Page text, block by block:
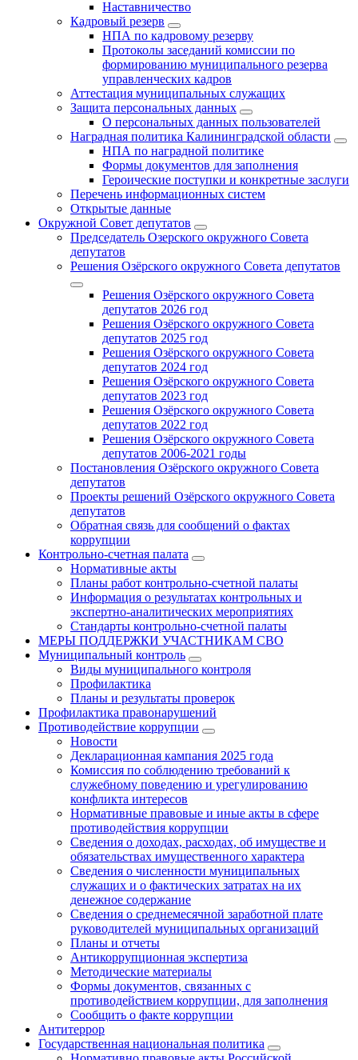
Наставничество
Кадровый резерв
НПА по кадровому резерву
Протоколы заседаний комиссии по
формированию муниципального резерва
управленческих кадров
Аттестация муниципальных служащих
Защита персональных данных
О персональных данных пользователей
Наградная политика Калининградской области
НПА по наградной политике
Формы документов для заполнения
Героические поступки и конкретные заслуги
Перечень информационных систем
Открытые данные
Окружной Совет депутатов
Председатель Озерского окружного Совета
депутатов
Решения Озёрского окружного Совета депутатов
Решения Озёрского окружного Совета
депутатов 2026 год
Решения Озёрского окружного Совета
депутатов 2025 год
Решения Озёрского окружного Совета
депутатов 2024 год
Решения Озёрского окружного Совета
депутатов 2023 год
Решения Озёрского окружного Совета
депутатов 2022 год
Решения Озёрского окружного Совета
депутатов 2006-2021 годы
Постановления Озёрского окружного Совета
депутатов
Проекты решений Озёрского окружного Совета
депутатов
Обратная связь для сообщений о фактах
коррупции
Контрольно-счетная палата
Нормативные акты
Планы работ контрольно-счетной палаты
Информация о результатах контрольных и
экспертно-аналитических мероприятиях
Стандарты контрольно-счетной палаты
МЕРЫ ПОДДЕРЖКИ УЧАСТНИКАМ СВО
Муниципальный контроль
Виды муниципального контроля
Профилактика
Планы и результаты проверок
Профилактика правонарушений
Противодействие коррупции
Новости
Декларационная кампания 2025 года
Комиссия по соблюдению требований к
служебному поведению и урегулированию
конфликта интересов
Нормативные правовые и иные акты в сфере
противодействия коррупции
Сведения о доходах, расходах, об имуществе и
обязательствах имущественного характера
Сведения о численности муниципальных
служащих и о фактических затратах на их
денежное содержание
Сведения о среднемесячной заработной плате
руководителей муниципальных организаций
Планы и отчеты
Антикоррупционная экспертиза
Методические материалы
Формы документов, связанных с
противодействием коррупции, для заполнения
Сообщить о факте коррупции
Антитеррор
Государственная национальная политика